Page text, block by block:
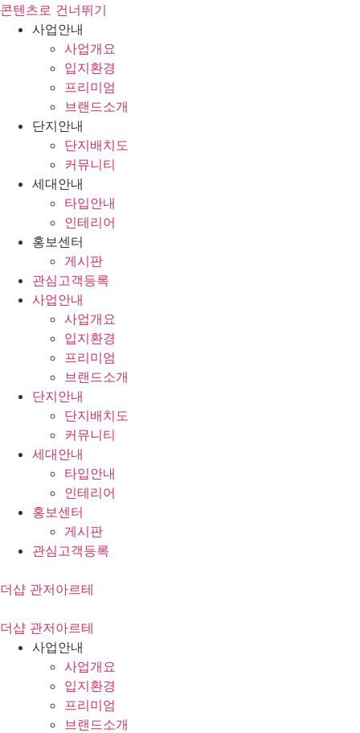
콘텐츠로 건너뛰기
사업안내
사업개요
입지환경
프리미엄
브랜드소개
단지안내
단지배치도
커뮤니티
세대안내
타입안내
인테리어
홍보센터
게시판
관심고객등록
사업안내
사업개요
입지환경
프리미엄
브랜드소개
단지안내
단지배치도
커뮤니티
세대안내
타입안내
인테리어
홍보센터
게시판
관심고객등록
더샵 관저아르테
더샵 관저아르테
사업안내
사업개요
입지환경
프리미엄
브랜드소개